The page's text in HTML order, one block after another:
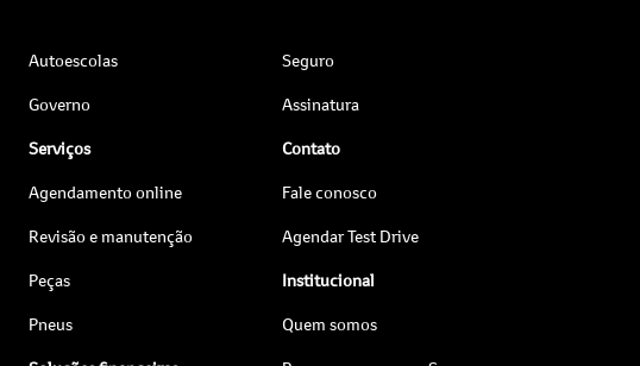
Autoescolas
Governo
Serviços
Agendamento online
Revisão e manutenção
Peças
Pneus
Seguro
Assinatura
Contato
Fale conosco
Agendar Test Drive
Institucional
Quem somos